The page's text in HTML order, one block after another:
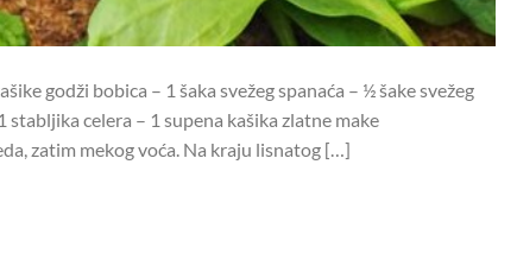
godži bobica – 1 šaka svežeg spanaća – ½ šake svežeg
celera – 1 supena kašika zlatne make
zatim mekog voća. Na kraju lisnatog […]